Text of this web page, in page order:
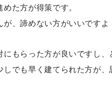
た方が得策です。
、諦めない方がいいですよ
にもらった方が良いですし
しでも早く建てられた方が